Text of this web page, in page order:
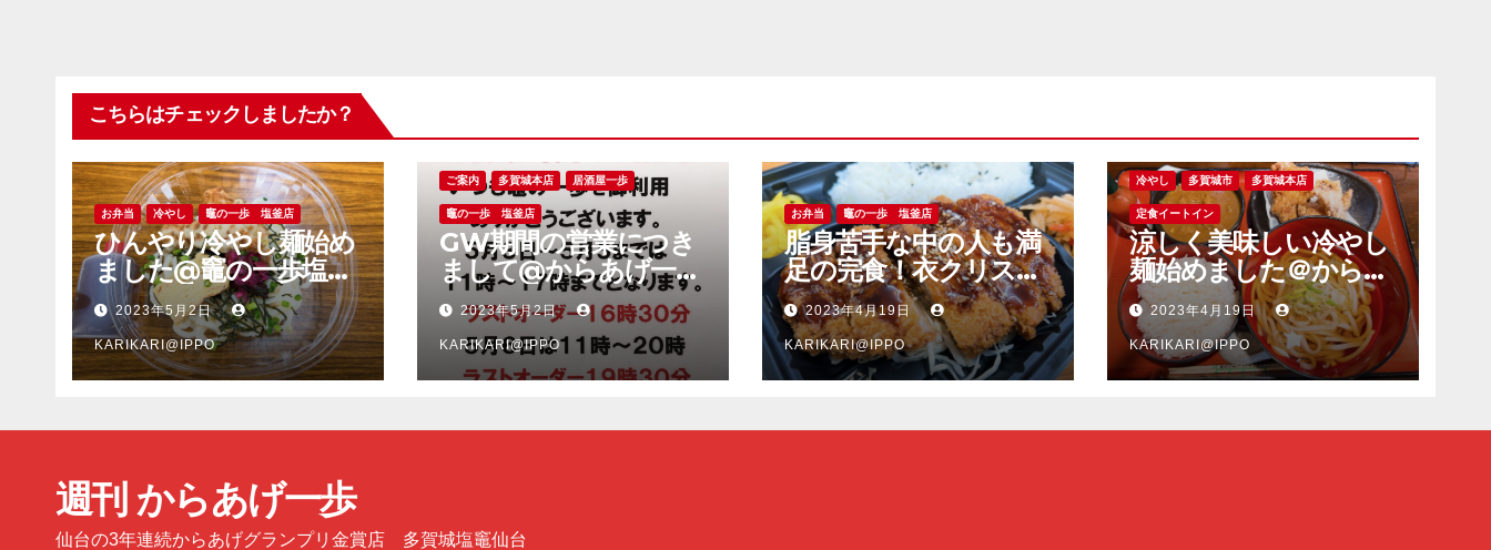
こちらはチェックしましたか？
お弁当 冷やし 竈の一歩 塩釜店
ひんやり冷やし麺始め
ました@竈の一歩塩釜
店2023年5月2日
KARIKARI@IPPO
ご案内 多賀城本店 居酒屋一歩
竈の一歩 塩釜店
GW期間の営業につき
まして@からあげ一歩
多賀城本店、竈の一歩
塩釜店
2023年5月2日
KARIKARI@IPPO
お弁当 竈の一歩 塩釜店
脂身苦手な中の人も満
足の完食！衣クリスピ
ー、脂身少な目でも旨
い豚肉のソーストンカ
ツ弁当＠竈の一歩塩釜
店
2023年4月19日
KARIKARI@IPPO
冷やし 多賀城市 多賀城本店
定食イートイン
涼しく美味しい冷やし
麺始めました＠からあ
げ一歩多賀城本店
2023年4月19日
KARIKARI@IPPO
週刊 からあげ一歩
仙台の3年連続からあげグランプリ金賞店 多賀城塩竈仙台